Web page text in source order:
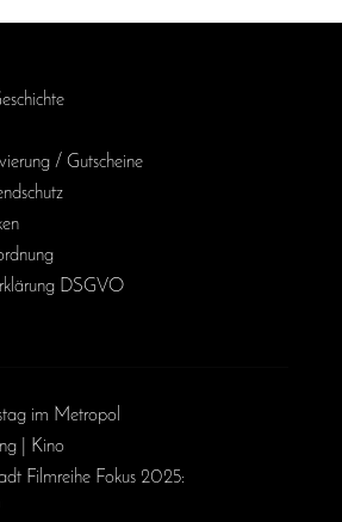
/ Gutscheine
DSGVO
im Metropol
| Kino
Filmreihe Fokus 2025: